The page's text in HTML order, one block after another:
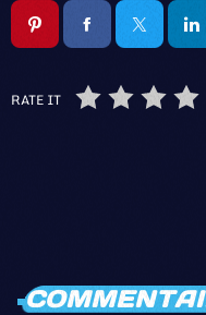
RATE IT